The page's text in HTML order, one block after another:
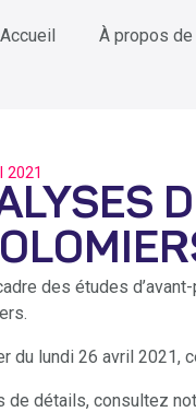
Accueil À propos de
2021
des études
du lundi 26 avril 2021,
de détails, consultez